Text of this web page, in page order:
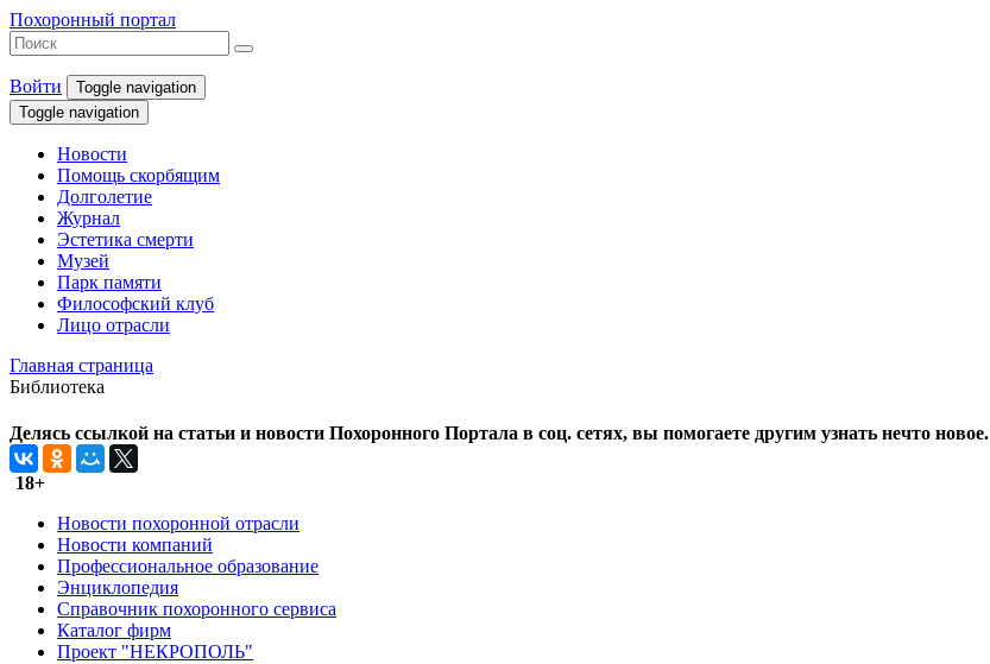
Похоронный портал
Войти
Toggle navigation
Toggle navigation
Новости
Помощь скорбящим
Долголетие
Журнал
Эстетика смерти
Музей
Парк памяти
Философский клуб
Лицо отрасли
Главная страница
Библиотека
Делясь ссылкой на статьи и новости Похоронного Портала в соц. сетях, вы помогаете другим узнать нечто новое.
18+
Новости похоронной отрасли
Новости компаний
Профессиональное образование
Энциклопедия
Справочник похоронного сервиса
Каталог фирм
Проект "НЕКРОПОЛЬ"